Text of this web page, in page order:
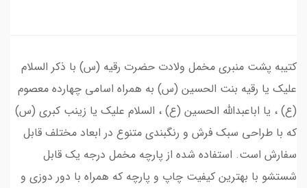
کتیبه پشت منبری مخمل ولادت حضرت رقیه (س) با ذکر السلام
علیک یا رقیه بنت الحسین (س) به همراه اسامی چهارده معصوم
(ع) ، یا اباعبدالله الحسین (ع) ، السلام علیک یا زینب کبری (س)
که با طراحی سبک فرش و رنگبندی متنوع در ابعاد مختلف قابل
سفارش است. استفاده شده از پارچه مخمل درجه یک قابل
شستشو با بهترین کیفیت چاپ و پارچه که همراه با دور دوزی و